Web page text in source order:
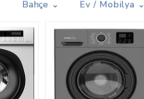
Bahçe ⌄ Ev / Mobilya ⌄